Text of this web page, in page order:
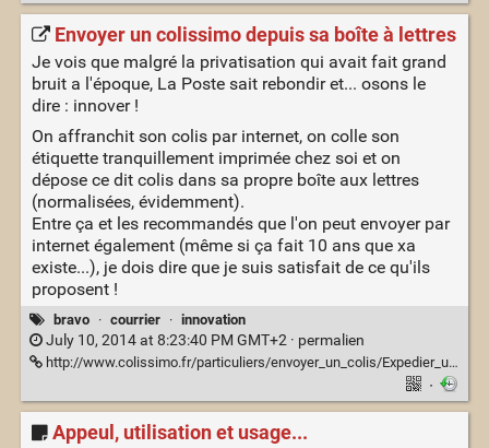
Envoyer un colissimo depuis sa boîte à lettres
Je vois que malgré la privatisation qui avait fait grand
bruit a l'époque, La Poste sait rebondir et... osons le
dire : innover !
On affranchit son colis par internet, on colle son
étiquette tranquillement imprimée chez soi et on
dépose ce dit colis dans sa propre boîte aux lettres
(normalisées, évidemment).
Entre ça et les recommandés que l'on peut envoyer par
internet également (même si ça fait 10 ans que xa
existe...), je dois dire que je suis satisfait de ce qu'ils
proposent !
bravo · courrier · innovation
July 10, 2014 at 8:23:40 PM GMT+2 · permalien
http://www.colissimo.fr/particuliers/envoyer_un_colis/Expedier_un_colis_en_bal/
·
Appeul, utilisation et usage...